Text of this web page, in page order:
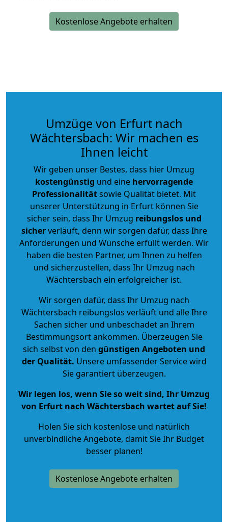
Kostenlose Angebote erhalten
Umzüge von Erfurt nach
Wächtersbach: Wir machen es
Ihnen leicht
Wir geben unser Bestes, dass hier Umzug
kostengünstig und eine hervorragende
Professionalitätsowie Qualität bietet. Mit
unserer Unterstützung in Erfurt können Sie
sicher sein, dass Ihr Umzug reibungslos und
sicherverläuft, denn wir sorgen dafür, dass Ihre
Anforderungen und Wünsche erfüllt werden. Wir
haben die besten Partner, um Ihnen zu helfen
und sicherzustellen, dass Ihr Umzug nach
Wächtersbach ein erfolgreicher ist.
Wir sorgen dafür, dass Ihr Umzug nach
Wächtersbach reibungslos verläuft und alle Ihre
Sachen sicher und unbeschadet an Ihrem
Bestimmungsort ankommen. Überzeugen Sie
sich selbst von den günstigen Angeboten und
der Qualität. Unsere umfassender Service wird
Sie garantiert überzeugen.
Wir legen los, wenn Sie so weit sind, Ihr Umzug
von Erfurt nach Wächtersbach wartet auf Sie!
Holen Sie sich kostenlose und natürlich
unverbindliche Angebote, damit Sie Ihr Budget
besser planen!
Kostenlose Angebote erhalten